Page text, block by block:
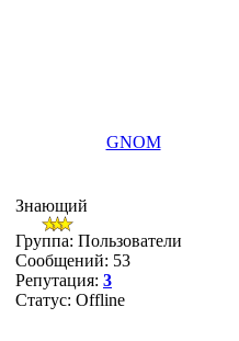
GNOM
Знающий
Группа: Пользователи
Сообщений: 53
Репутация: 3
Статус: Offline